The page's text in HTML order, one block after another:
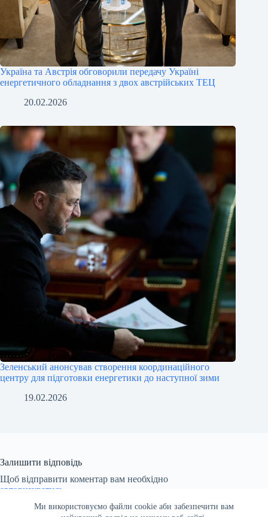
Ми використовуємо файли cookie аби забезпечити вам
Україна та Австрія обговорили передачу Україні
енергетичного обладнання з двох австрійських ТЕЦ
20.02.2026
Зеленський анонсував створення координаційного
центру для підготовки енергетики до наступної зими
19.02.2026
Залишити відповідь
Щоб відправити коментар вам необхідно
авторизуватись